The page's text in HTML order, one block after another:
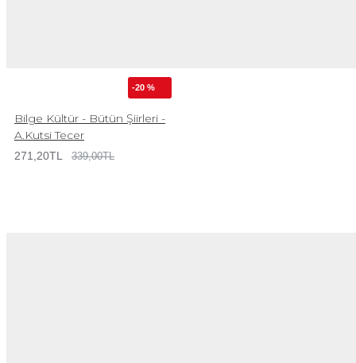
-20 %
Bilge Kültür - Bütün Şiirleri -
A.Kutsi Tecer
271,20TL 339,00TL